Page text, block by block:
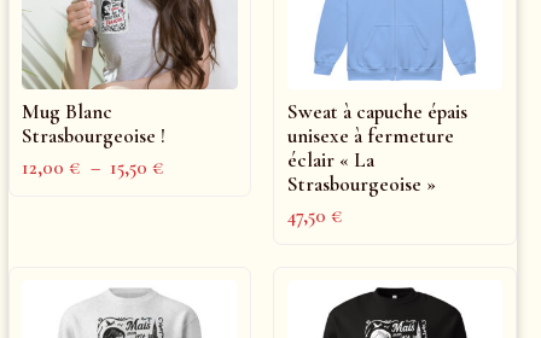
Mug Blanc
Strasbourgeoise !
12,00€ – 15,50€
Sweat à capuche épais
unisexe à fermeture
éclair « La
Strasbourgeoise »
47,50€